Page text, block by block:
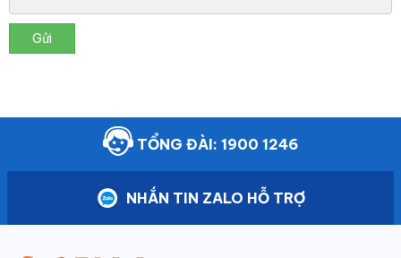
Gửi
TỔNG ĐÀI: 1900 1246
NHẮN TIN ZALO HỖ TRỢ